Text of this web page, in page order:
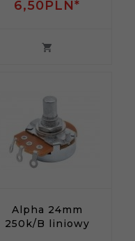
6,50PLN*
Alpha 24mm
250k/B liniowy